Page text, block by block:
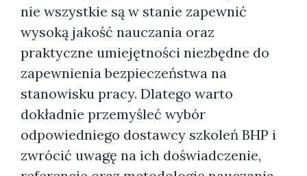
nie wszystkie są w stanie zapewnić
wysoką jakość nauczania oraz
praktyczne umiejętności niezbędne do
zapewnienia bezpieczeństwa na
stanowisku pracy. Dlatego warto
dokładnie przemyśleć wybór
odpowiedniego dostawcy szkoleń BHP i
zwrócić uwagę na ich doświadczenie,